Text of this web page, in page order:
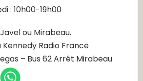
: 10h00-19h00
ou Mirabeau.
Kennedy Radio France
– Bus 62 Arrêt Mirabeau